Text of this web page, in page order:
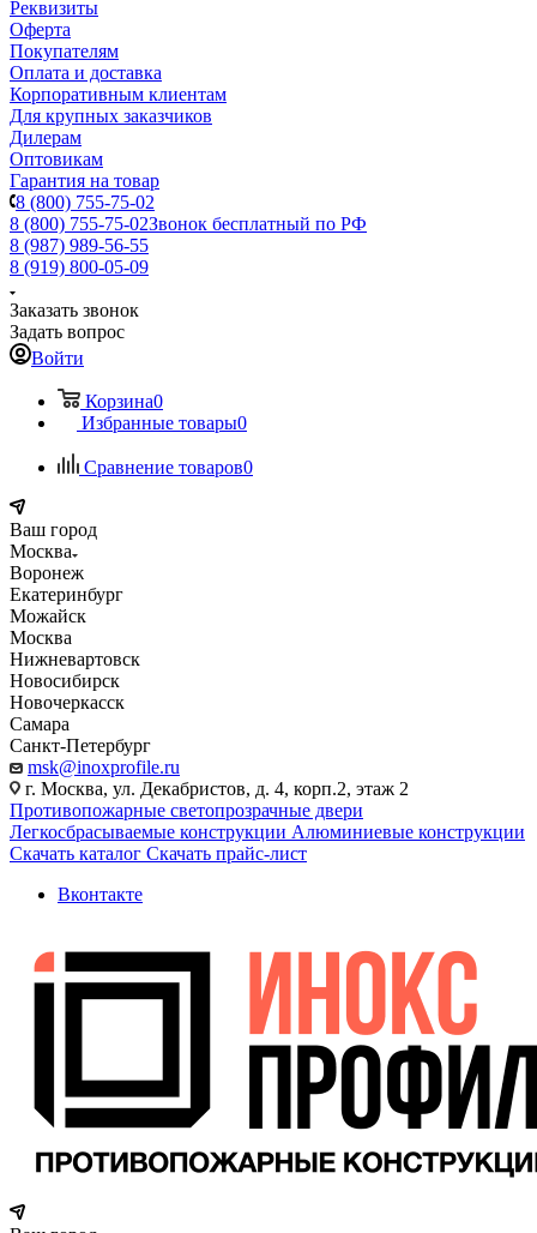
Реквизиты
Оферта
Покупателям
Оплата и доставка
Корпоративным клиентам
Для крупных заказчиков
Дилерам
Оптовикам
Гарантия на товар
8 (800) 755-75-02
8 (800) 755-75-02Звонок бесплатный по РФ
8 (987) 989-56-55
8 (919) 800-05-09
Заказать звонок
Задать вопрос
Войти
Корзина0
Избранные товары0
Сравнение товаров0
Ваш город
Москва
Воронеж
Екатеринбург
Можайск
Москва
Нижневартовск
Новосибирск
Новочеркасск
Самара
Санкт-Петербург
msk@inoxprofile.ru
г. Москва, ул. Декабристов, д. 4, корп.2, этаж 2
Противопожарные светопрозрачные двери
Легкосбрасываемые конструкции Алюминиевые конструкции
Скачать каталог Скачать прайс-лист
Вконтакте